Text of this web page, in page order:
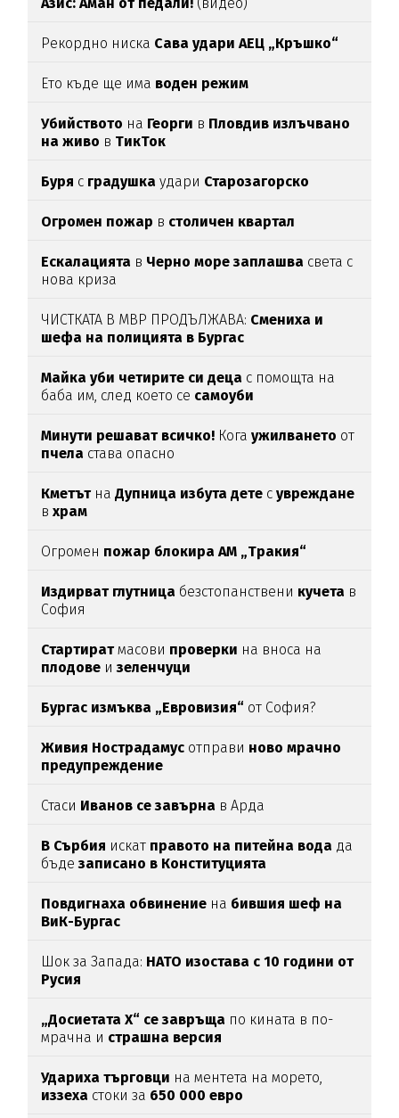
Рекордно ниска Сава удари АЕЦ „Кръшко“
Ето къде ще има воден режим
Убийството на Георги в Пловдив излъчвано
на живо в ТикТок
Буря с градушкаудари Старозагорско
Огромен пожар в столичен квартал
Ескалацията в Черно море заплашва света с
нова криза
ЧИСТКАТА В МВР ПРОДЪЛЖАВА: Смениха и
шефа на полицията в Бургас
Майка уби четирите си деца с помощта на
баба им, след което се самоуби
Минути решават всичко! Когаужилването от
пчела става опасно
Кметът наДупница избута дете сувреждане
вхрам
Огромен пожар блокира АМ „Тракия“
Издирват глутница безстопанствени кучета в
София
Стартиратмасови проверки на вноса на
плодове и зеленчуци
Бургас измъква „Евровизия“ от София?
Живия Нострадамус отправи ново мрачно
предупреждение
Стаси Иванов се завърна в Арда
В Сърбия искат правото на питейна вода да
бъде записано в Конституцията
Повдигнаха обвинение на бившия шеф на
ВиК-Бургас
Шок за Запада: НАТО изостава с 10 години от
Русия
„Досиетата Х“ се завръща по кината в по-
мрачна и страшна версия
Удариха търговци на ментета на морето,
иззеха стоки за 650 000 евро